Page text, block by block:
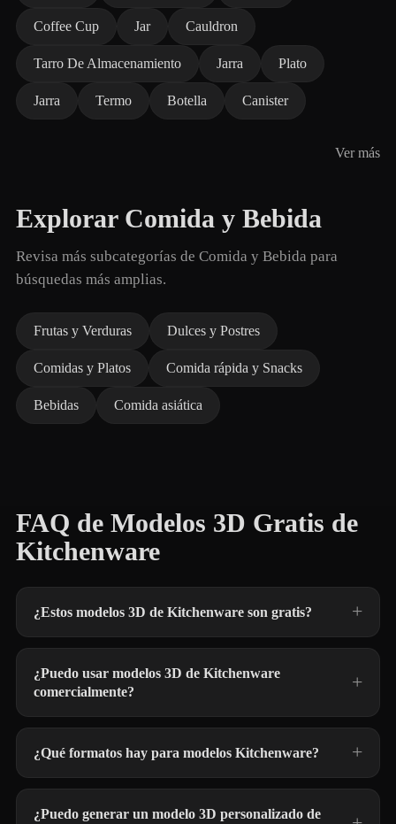
Coffee Cup Jar Cauldron
Tarro De Almacenamiento Jarra Plato
Jarra Termo Botella Canister
Ver más
Explorar Comida y Bebida
Revisa más subcategorías de Comida y Bebida para
búsquedas más amplias.
Frutas y Verduras Dulces y Postres
Comidas y Platos Comida rápida y Snacks
Bebidas Comida asiática
FAQ de Modelos 3D Gratis de
Kitchenware
¿Estos modelos 3D de Kitchenware son gratis?
¿Puedo usar modelos 3D de Kitchenware
comercialmente?
¿Qué formatos hay para modelos Kitchenware?
¿Puedo generar un modelo 3D personalizado de